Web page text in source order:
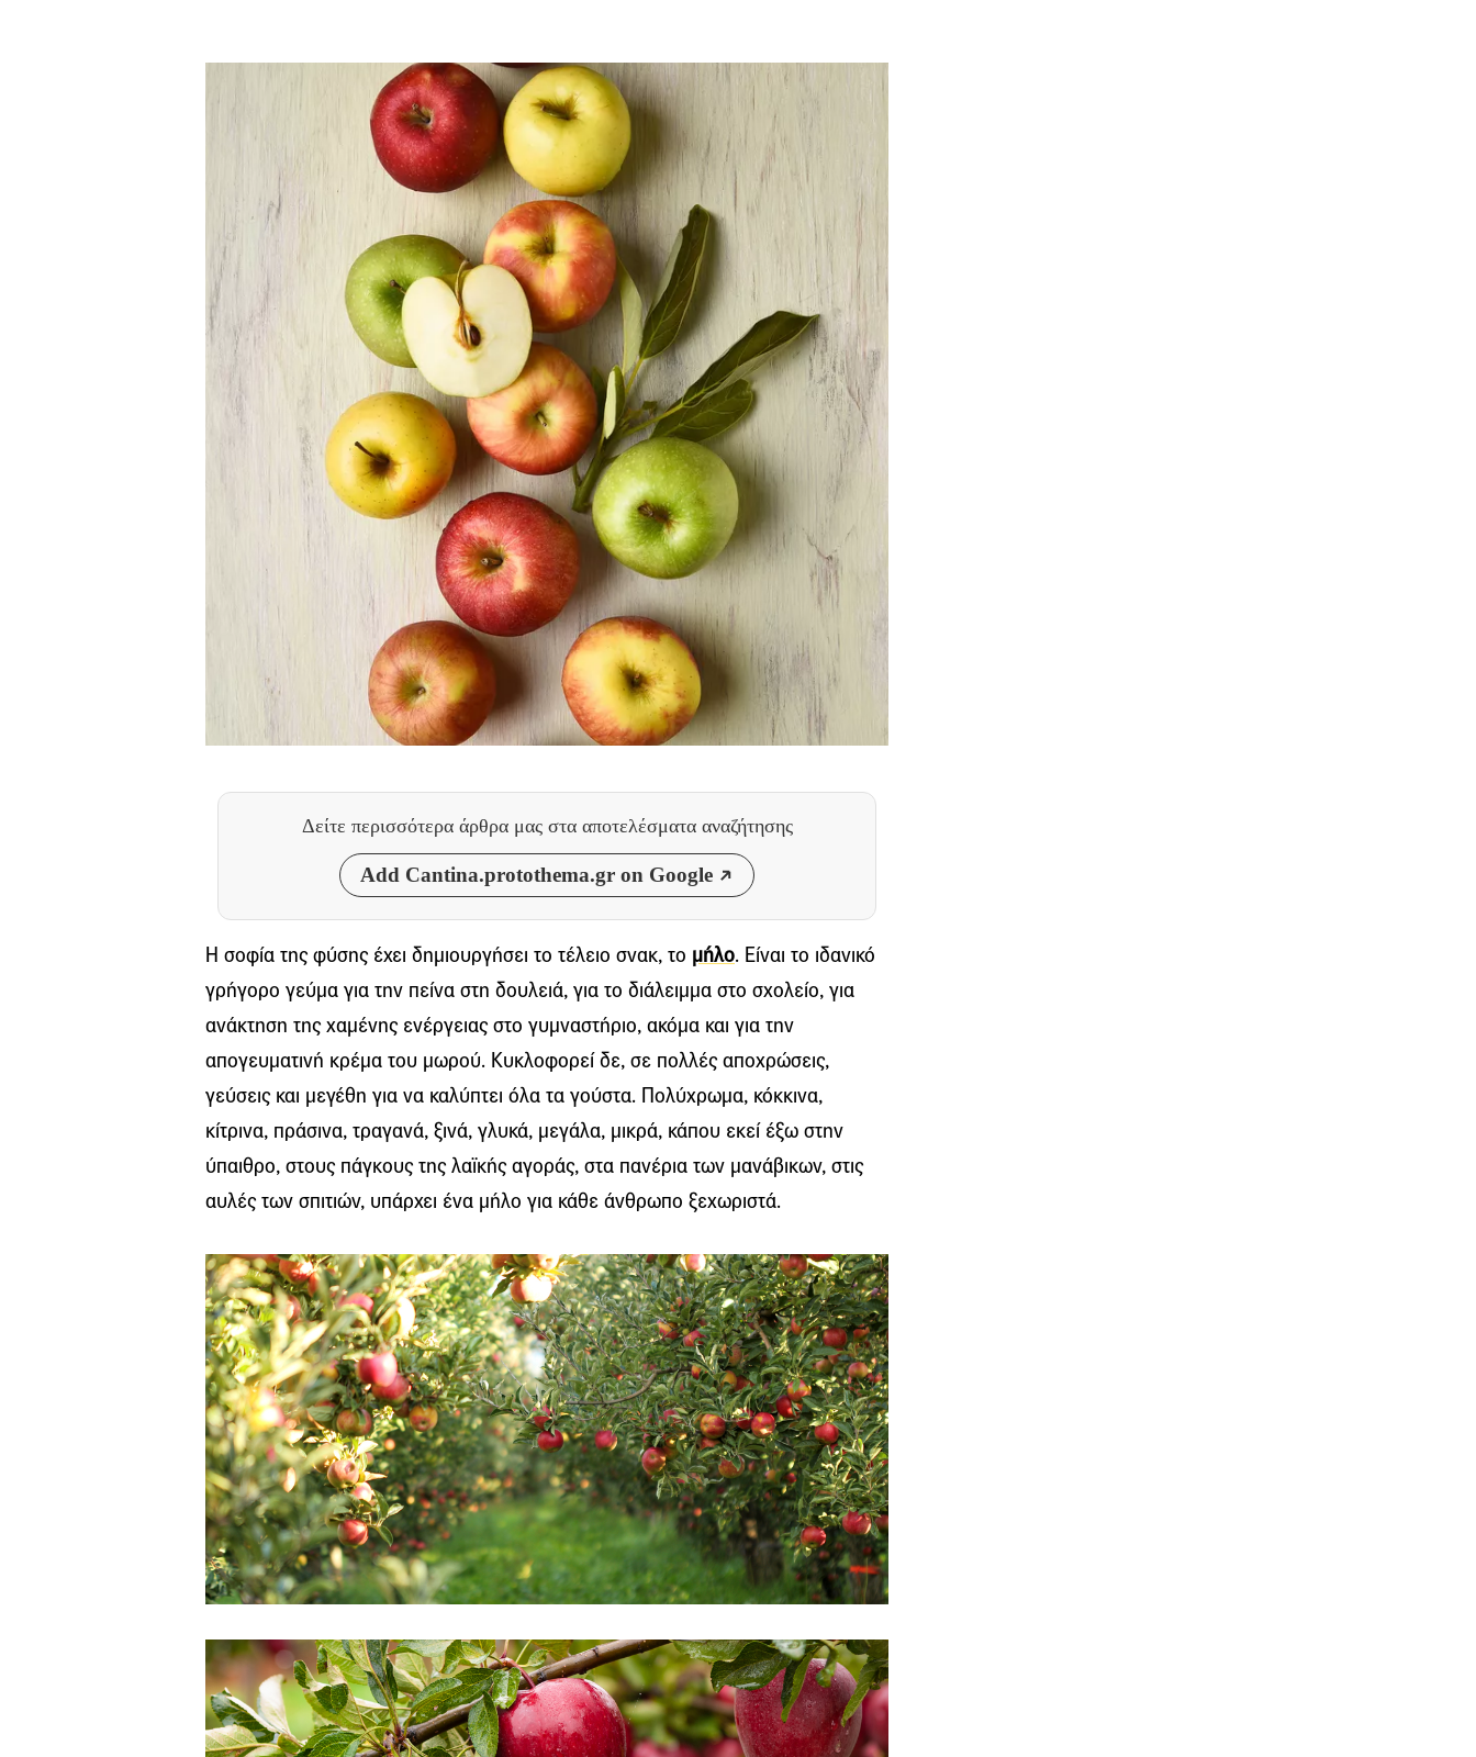
Δείτε περισσότερα άρθρα μας στα αποτελέσματα αναζήτησης
Add Cantina.protothema.gr on Google
Η σοφία της φύσης έχει δημιουργήσει το τέλειο σνακ, το μήλο. Είναι το ιδανικό
γρήγορο γεύμα για την πείνα στη δουλειά, για το διάλειμμα στο σχολείο, για
ανάκτηση της χαμένης ενέργειας στο γυμναστήριο, ακόμα και για την
απογευματινή κρέμα του μωρού. Κυκλοφορεί δε, σε πολλές αποχρώσεις,
γεύσεις και μεγέθη για να καλύπτει όλα τα γούστα. Πολύχρωμα, κόκκινα,
κίτρινα, πράσινα, τραγανά, ξινά, γλυκά, μεγάλα, μικρά, κάπου εκεί έξω στην
ύπαιθρο, στους πάγκους της λαϊκής αγοράς, στα πανέρια των μανάβικων, στις
αυλές των σπιτιών, υπάρχει ένα μήλο για κάθε άνθρωπο ξεχωριστά.